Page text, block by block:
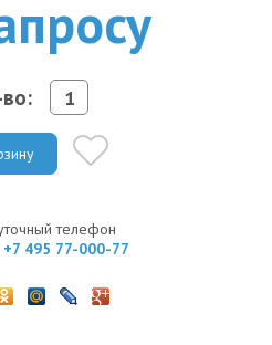
телефон
+7 495 77-000-77